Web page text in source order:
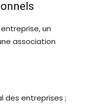
un
association
des entreprises ;